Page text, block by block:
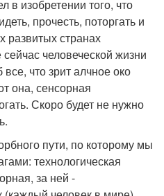
в изобретении того, что
прочесть, поторгать и
развитых странах
сейчас человеческой жизни
все, что зрит алчное око
она, сенсорная
Скоро будет не нужно
пути, по которому мы
технологическая
за ней -